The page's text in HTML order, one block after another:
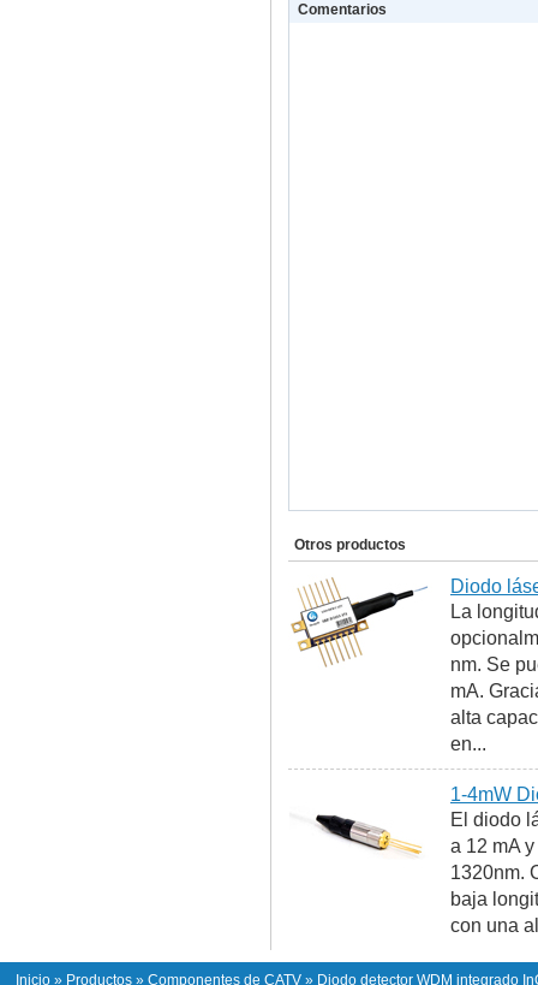
Comentarios
Otros productos
Diodo
La
nm. Se
mA.
alta
en...
1-4mW
El diodo
a 12 mA
1320nm.
baja
con una
Inicio » Productos » Componentes de CATV » Diodo detector WDM integrado